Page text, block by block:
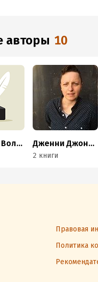
авторы 10
Владимир Волков Дженни Джонсон
2 книги
Правовая
Политика